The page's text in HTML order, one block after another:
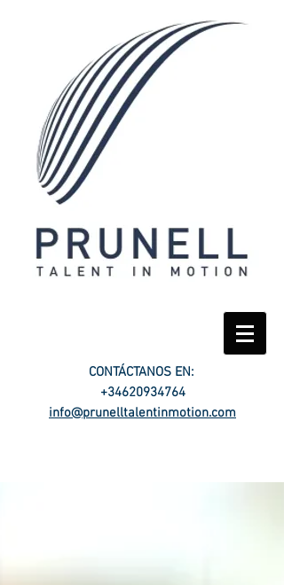
CONTÁCTANOS EN:
+34620934764
info@prunelltalentinmotion.com